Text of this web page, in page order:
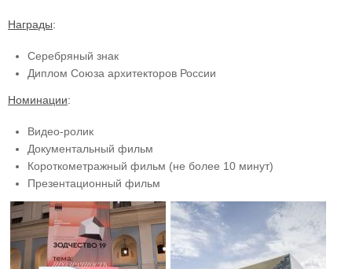
Награды:
Серебряный знак
Диплом Союза архитекторов России
Номинации:
Видео-ролик
Документальный фильм
Короткометражный фильм (не более 10 минут)
Презентационный фильм